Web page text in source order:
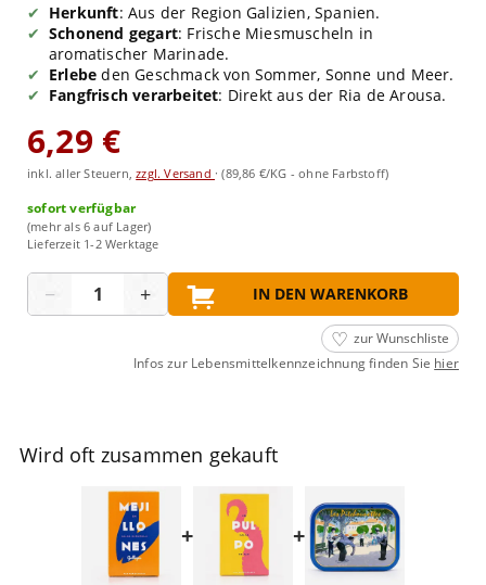
Herkunft: Aus der Region Galizien, Spanien.
Schonend gegart: Frische Miesmuscheln in
aromatischer Marinade.
Erlebe den Geschmack von Sommer, Sonne und Meer.
Fangfrisch verarbeitet: Direkt aus der Ria de Arousa.
6,29 €
inkl. aller Steuern,zzgl. Versand ·(89,86 €/KG - ohne Farbstoff)
sofort verfügbar
(mehr als 6 auf Lager)
Lieferzeit 1-2 Werktage
− + IN DEN WARENKORB
zur Wunschliste
Infos zur Lebensmittelkennzeichnung finden Sie hier
Wird oft zusammen gekauft
+ +